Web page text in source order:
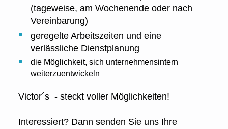
(tageweise, am Wochenende oder nach
Vereinbarung)
geregelte Arbeitszeiten und eine
verlässliche Dienstplanung
die Möglichkeit, sich unternehmensintern
weiterzuentwickeln
Victor´s - steckt voller Möglichkeiten!
Interessiert? Dann senden Sie uns Ihre